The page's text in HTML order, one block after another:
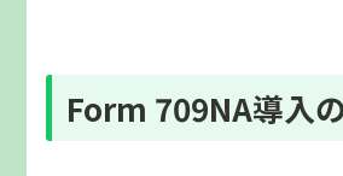
Form 709NA導入